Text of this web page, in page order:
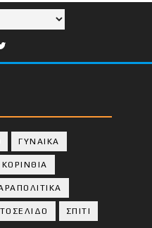
ΓΥΝΑΙΚΑ
ΚΟΡΙΝΘΙΑ
ΣΠΙΤΙ